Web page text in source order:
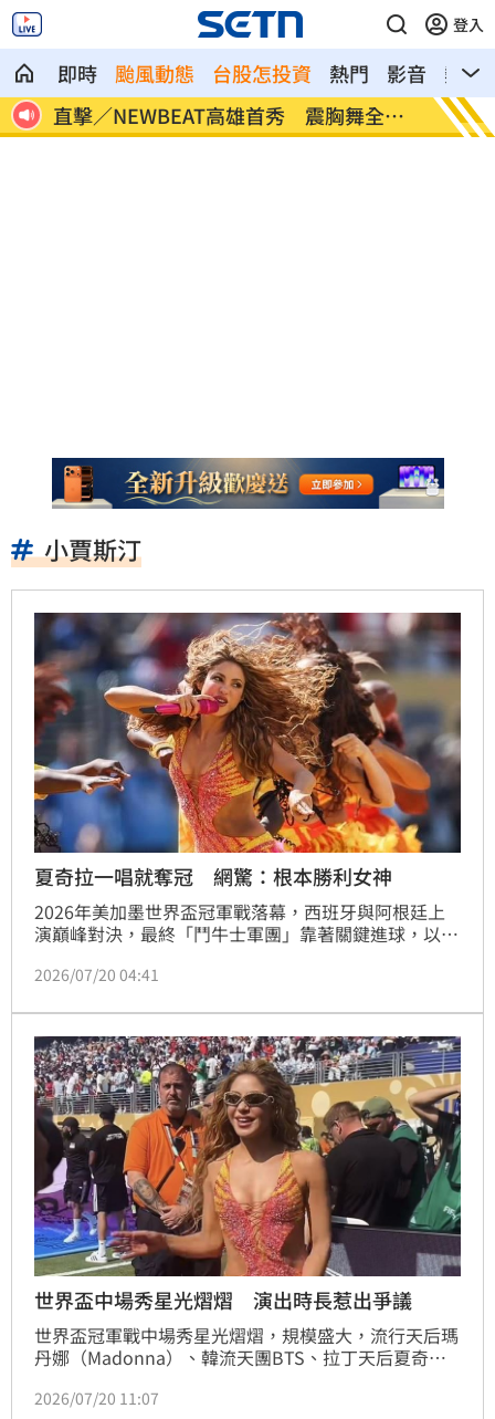
登入
即時 颱風動態 台股怎投資 熱門 影音
熱搜
颱風紫暴雨今晚開炸 估「這時」解除海
警
傅家
辭
小賈斯汀
夏奇拉一唱就奪冠 網驚：根本勝利女神
2026年美加墨世界盃冠軍戰落幕，西班牙與阿根廷上
演巔峰對決，最終「鬥牛士軍團」靠著關鍵進球，以1
上世界之巔，隊史第2度捧起大力神盃。然而，西班牙
熱議焦點，原因就在於她與西班牙之間跨越16年的驚人
巧合。
2026/07/20 04:41
世界盃中場秀星光熠熠 演出時長惹出爭議
世界盃冠軍戰中場秀星光熠熠，規模盛大，流行天后瑪
丹娜（Madonna）、韓流天團BTS、拉丁天后夏奇拉
台，在數萬名球迷面前獻唱，本屆世界盃冠軍戰中場休
2026/07/20 11:07